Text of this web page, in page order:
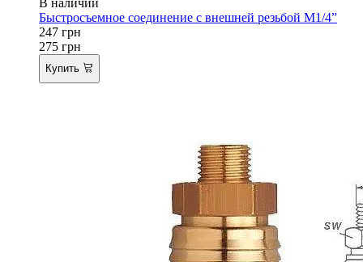
Быстросъемное соединение с внешней резьбой M1/4”
247 грн
275 грн
Купить